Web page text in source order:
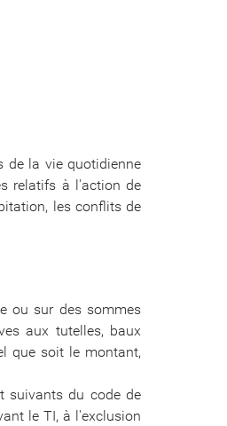
de la vie quotidienne
relatifs à l'action de
les conflits de
ou sur des sommes
aux tutelles, baux
que soit le montant,
suivants du code de
le TI, à l'exclusion